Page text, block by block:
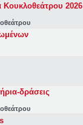
2026
δράσεις